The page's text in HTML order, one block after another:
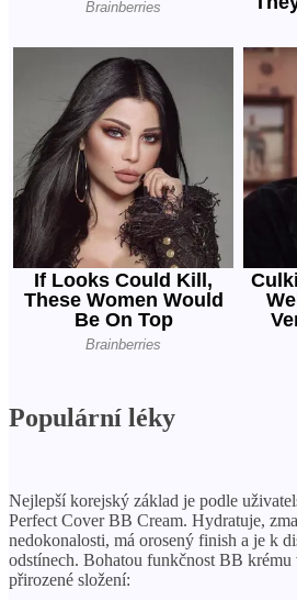
Populární léky
Nejlepší korejský základ je podle
Perfect Cover BB Cream. Hydratuje,
nedokonalosti, má orosený finish a je k
odstínech. Bohatou funkčnost BB krému
přirozené složení: